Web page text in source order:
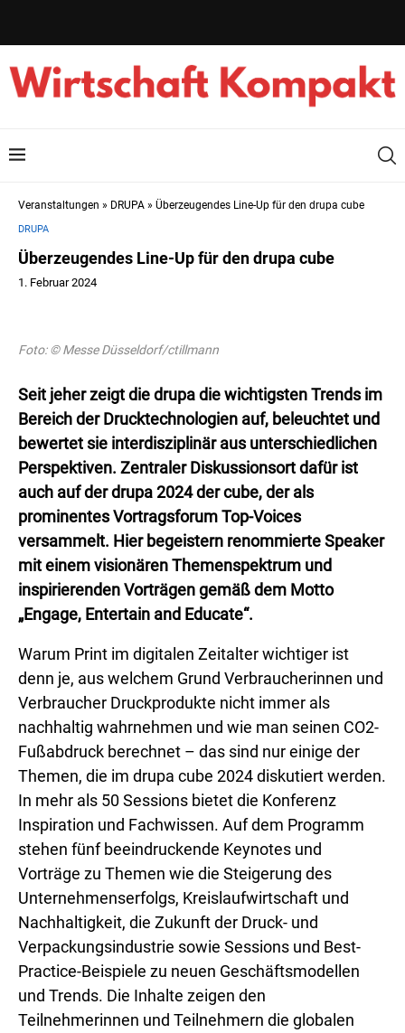
Veranstaltungen » DRUPA » Überzeugendes Line-Up für den drupa cube
DRUPA
Überzeugendes Line-Up für den drupa cube
1. Februar 2024
Foto: © Messe Düsseldorf/ctillmann
Seit jeher zeigt die drupa die wichtigsten Trends im
Bereich der Drucktechnologien auf, beleuchtet und
bewertet sie interdisziplinär aus unterschiedlichen
Perspektiven. Zentraler Diskussionsort dafür ist
auch auf der drupa 2024 der cube, der als
prominentes Vortragsforum Top-Voices
versammelt. Hier begeistern renommierte Speaker
mit einem visionären Themenspektrum und
inspirierenden Vorträgen gemäß dem Motto
„Engage, Entertain and Educate“.
Warum Print im digitalen Zeitalter wichtiger ist
denn je, aus welchem Grund Verbraucherinnen und
Verbraucher Druckprodukte nicht immer als
nachhaltig wahrnehmen und wie man seinen CO2-
Fußabdruck berechnet – das sind nur einige der
Themen, die im drupa cube 2024 diskutiert werden.
In mehr als 50 Sessions bietet die Konferenz
Inspiration und Fachwissen. Auf dem Programm
stehen fünf beeindruckende Keynotes und
Vorträge zu Themen wie die Steigerung des
Unternehmenserfolgs, Kreislaufwirtschaft und
Nachhaltigkeit, die Zukunft der Druck- und
Verpackungsindustrie sowie Sessions und Best-
Practice-Beispiele zu neuen Geschäftsmodellen
und Trends. Die Inhalte zeigen den
Teilnehmerinnen und Teilnehmern die globalen